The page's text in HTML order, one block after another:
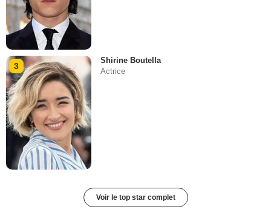
3
Shirine Boutella
Actrice
Voir le top star complet